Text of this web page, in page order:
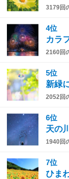
3179回
4位
カラ
2160回
5位
新緑
2052回
6位
天の
1940回
7位
ひま